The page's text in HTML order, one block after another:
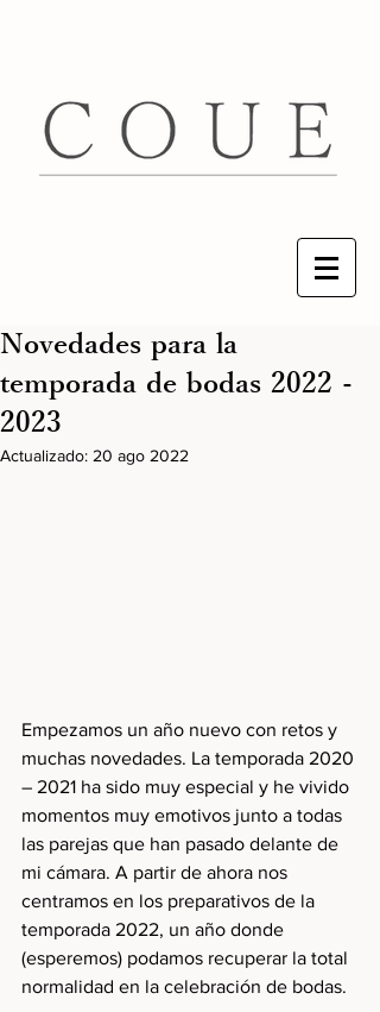
Novedades para la
temporada de bodas 2022 -
2023
Actualizado: 20 ago 2022
Empezamos un año nuevo con retos y
muchas novedades. La temporada 2020
– 2021 ha sido muy especial y he vivido
momentos muy emotivos junto a todas
las parejas que han pasado delante de
mi cámara. A partir de ahora nos
centramos en los preparativos de la
temporada 2022, un año donde
(esperemos) podamos recuperar la total
normalidad en la celebración de bodas.